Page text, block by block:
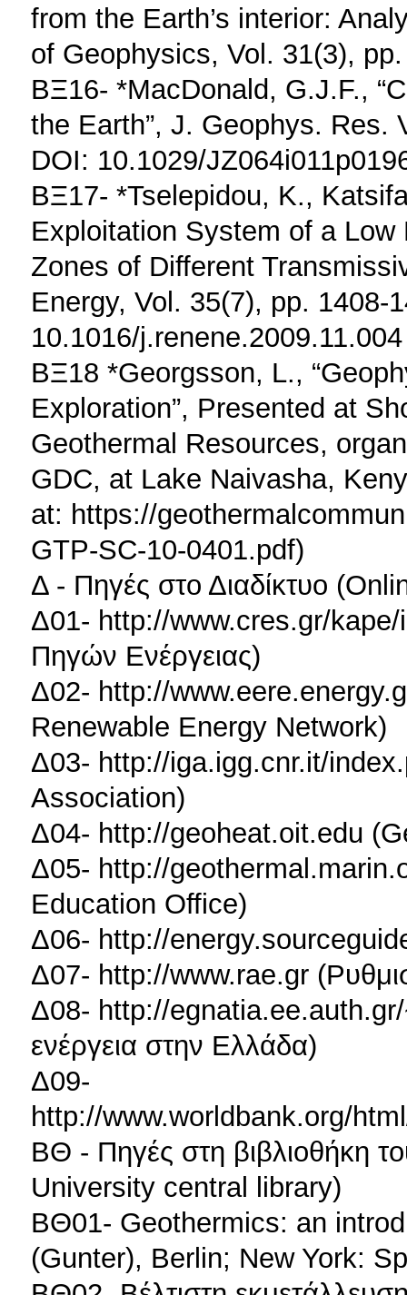
from the Earth’s interior:
of Geophysics, Vol. 31(3),
ΒΞ16- *MacDonald, G.J.F.,
the Earth”, J. Geophys. Res.
DOI: 10.1029/
ΒΞ17- *Tselepidou, K.,
Exploitation System of a
Zones of Different
Energy, Vol. 35(7), pp. 1408-
10.1016/j.renene.2009.11.004
ΒΞ18 *Georgsson, L.,
Exploration”, Presented at
Geothermal Resources,
GDC, at Lake Naivasha,
at: https://
GTP-SC-10-0401.pdf)
Δ - Πηγές στο Διαδίκτυο
Δ01- http://www.cres.gr/
Πηγών Ενέργειας)
Δ02- http://
Renewable Energy Network)
Δ03- http://iga.igg.cnr.it/
Association)
Δ04- http://geoheat.oit.edu
Δ05- http://
Education Office)
Δ06- http://
Δ07- http://www.rae.gr
Δ08- http://
ενέργεια στην Ελλάδα)
Δ09-
http://www.worldbank.org/
ΒΘ - Πηγές στη βιβλιοθήκη
University central library)
ΒΘ01- Geothermics: an
(Gunter), Berlin; New York: